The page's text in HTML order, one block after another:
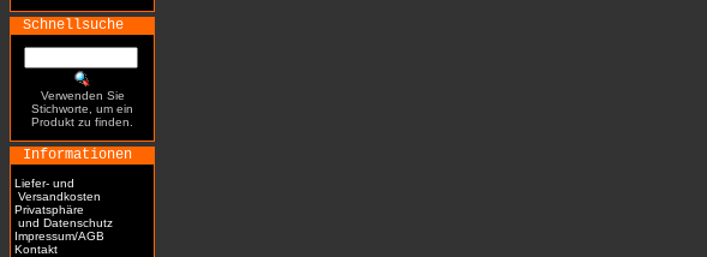
Schnellsuche
Verwenden Sie
Stichworte, um ein
Produkt zu finden.
Informationen
Liefer- und
Versandkosten
Privatsphäre
und Datenschutz
Impressum/AGB
Kontakt